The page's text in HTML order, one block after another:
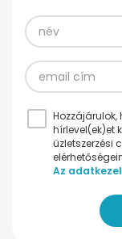
hírlevel(ek)et
üzletszerzési
Az